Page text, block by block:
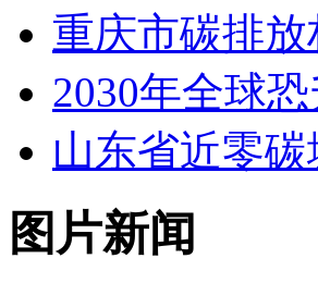
重庆市碳排
2030年全球
山东省近零
图片新闻